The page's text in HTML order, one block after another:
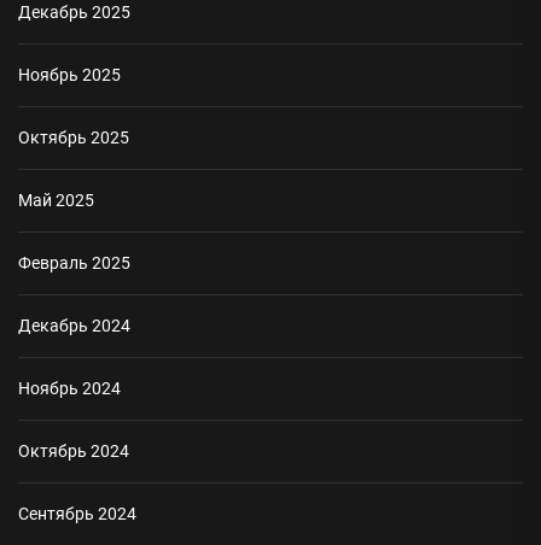
Декабрь 2025
Ноябрь 2025
Октябрь 2025
Май 2025
Февраль 2025
Декабрь 2024
Ноябрь 2024
Октябрь 2024
Сентябрь 2024